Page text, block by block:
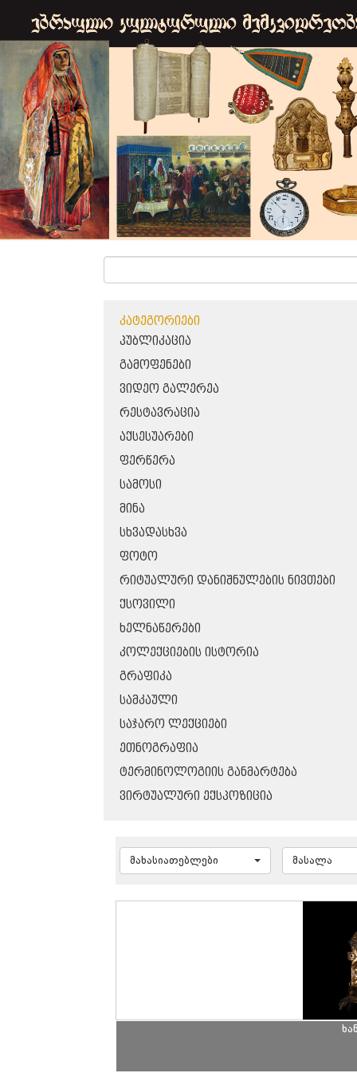
ᲙᲐᲢᲔᲒᲝᲠᲘᲔᲑᲘ
ᲞᲣᲑᲚᲘᲙᲐᲪᲘᲐ
ᲒᲐᲛᲝᲤᲔᲜᲔᲑᲘ
ᲕᲘᲓᲔᲝ ᲒᲐᲚᲔᲠᲔᲐ
ᲠᲔᲡᲢᲐᲕᲠᲐᲪᲘᲐ
ᲐᲥᲡᲔᲡᲣᲐᲠᲔᲑᲘ
ᲤᲔᲠᲬᲔᲠᲐ
ᲡᲐᲛᲝᲡᲘ
ᲛᲘᲜᲐ
ᲡᲮᲕᲐᲓᲐᲡᲮᲕᲐ
ᲤᲝᲢᲝ
ᲠᲘᲢᲣᲐᲚᲣᲠᲘ ᲓᲐᲜᲘᲨᲜᲣᲚᲔᲑᲘᲡ ᲜᲘᲕᲗᲔᲑᲘ
ᲥᲡᲝᲕᲘᲚᲘ
ᲮᲔᲚᲜᲐᲬᲔᲠᲔᲑᲘ
ᲙᲝᲚᲔᲥᲪᲘᲔᲑᲘᲡ ᲘᲡᲢᲝᲠᲘᲐ
ᲒᲠᲐᲤᲘᲙᲐ
ᲡᲐᲛᲙᲐᲣᲚᲘ
ᲡᲐᲯᲐᲠᲝ ᲚᲔᲥᲪᲘᲔᲑᲘ
ᲔᲗᲜᲝᲒᲠᲐᲤᲘᲐ
ᲢᲔᲠᲛᲘᲜᲝᲚᲝᲒᲘᲘᲡ ᲒᲐᲜᲛᲐᲠᲢᲔᲑᲐ
ᲕᲘᲠᲢᲣᲐᲚᲣᲠᲘ ᲔᲥᲡᲞᲝᲖᲘᲪᲘᲐ
მახასიათებლები მასალა